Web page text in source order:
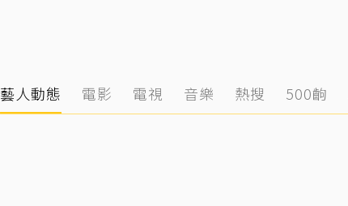
藝人動態 電影 電視 音樂 熱搜 500齣